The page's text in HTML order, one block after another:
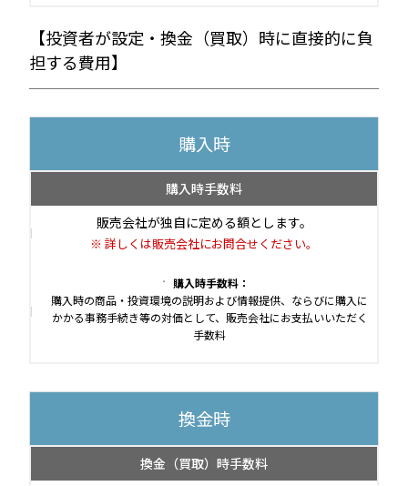
【投資者が設定・換金（買取）時に直接的に負
担する費用】
購入時
購入時手数料
販売会社が独自に定める額とします。
詳しくは販売会社にお問合せください。
購入時手数料：
購入時の商品・投資環境の説明および情報提供、ならびに購入に
かかる事務手続き等の対価として、販売会社にお支払いいただく
手数料
換金時
換金（買取）時手数料